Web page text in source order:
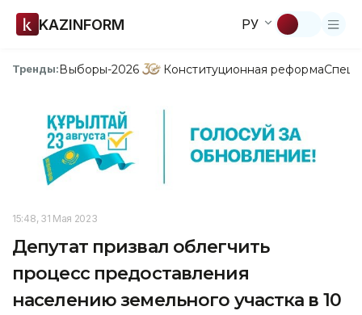
KAZINFORM РУ
Тренды:Выборы-2026 Конституционная реформа
15:48, 31 Мая 2023
Депутат призвал облегчить
процесс предоставления
населению земельного участка в 10